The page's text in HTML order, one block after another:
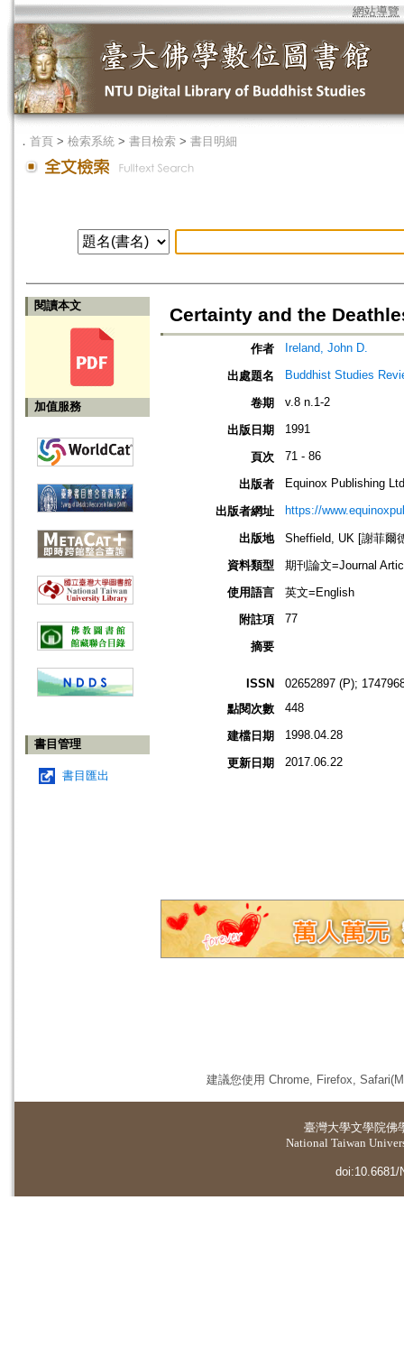
網站導覽
． 首頁 > 檢索系統 > 書目檢索 > 書目明細
閱讀本文
加值服務
書目管理
書目匯出
Certainty and the
作者 Ireland, John D.
出處題名 Buddhist Studies
卷期 v.8 n.1-2
出版日期 1991
頁次 71 - 86
出版者 Equinox Publishing
出版者網址 https://
出版地
Sheffield, UK [謝菲爾
資料類型
期刊論文=Journal
使用語言
英文=English
附註項
77
摘要
ISSN
02652897 (P);
點閱次數
448
建檔日期 1998.04.28
更新日期 2017.06.22
建議您使用 Chrome, Firefox,
臺灣大學文學院佛
National Taiwan
doi:10.6681/